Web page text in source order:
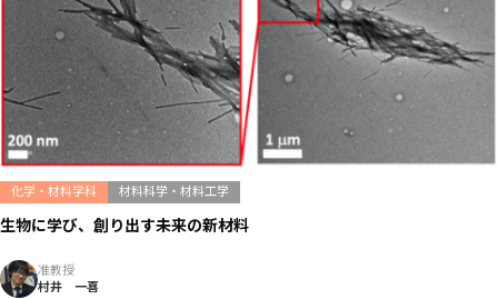
化学・材料学科 材料科学・材料工学
生物に学び、創り出す未来の新材料
准教授
村井 一喜